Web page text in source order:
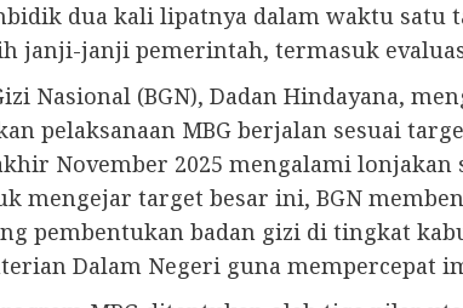
dua kali lipatnya dalam waktu satu
janji-janji pemerintah, termasuk
Nasional (BGN), Dadan Hindayana,
pelaksanaan MBG berjalan sesuai
November 2025 mengalami
mengejar target besar ini, BGN
pembentukan badan gizi di tingkat
Dalam Negeri guna mempercepat